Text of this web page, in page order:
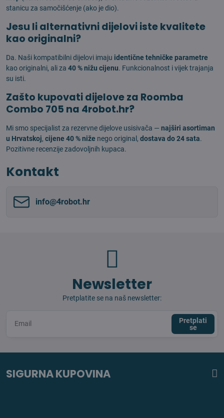
stanicu za samočišćenje (ako je dio).
Jesu li alternativni dijelovi iste kvalitete
kao originalni?
Da. Naši kompatibilni dijelovi imaju identične tehničke parametre
kao originalni, ali za 40 % nižu cijenu. Funkcionalnost i vijek trajanja
su isti.
Zašto kupovati dijelove za Roomba
Combo 705 na 4robot.hr?
Mi smo specijalist za rezervne dijelove usisivača — najširi asortiman
u Hrvatskoj, cijene 40 % niže nego original, dostava do 24 sata.
Pozitivne recenzije zadovoljnih kupaca.
Kontakt
info​@4robot​.hr
Newsletter
Pretplatite se na naš newsletter:
Pretplati
se
SIGURNA KUPOVINA